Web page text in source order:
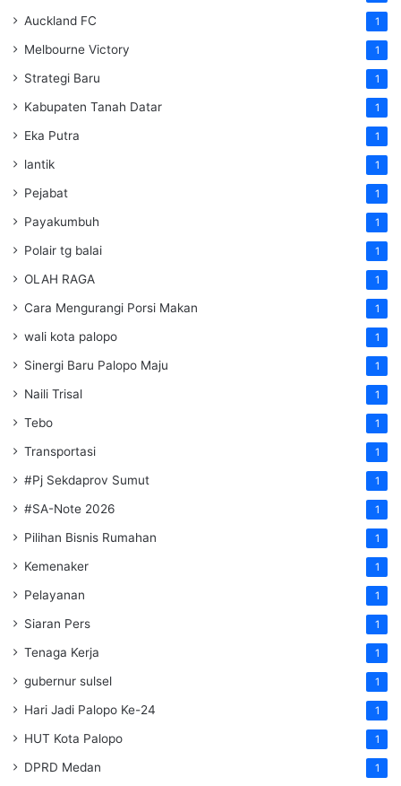
Auckland FC 1
Melbourne Victory 1
Strategi Baru 1
Kabupaten Tanah Datar 1
Eka Putra 1
lantik 1
Pejabat 1
Payakumbuh 1
Polair tg balai 1
OLAH RAGA 1
Cara Mengurangi Porsi Makan 1
wali kota palopo 1
Sinergi Baru Palopo Maju 1
Naili Trisal 1
Tebo 1
Transportasi 1
#Pj Sekdaprov Sumut 1
#SA-Note 2026 1
Pilihan Bisnis Rumahan 1
Kemenaker 1
Pelayanan 1
Siaran Pers 1
Tenaga Kerja 1
gubernur sulsel 1
Hari Jadi Palopo Ke-24 1
HUT Kota Palopo 1
DPRD Medan 1